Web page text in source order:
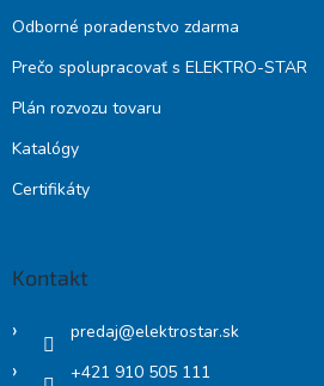
Odborné poradenstvo zdarma
Prečo spolupracovať s ELEKTRO-STAR
Plán rozvozu tovaru
Katalógy
Certifikáty
Kontakt
predaj@elektrostar.sk
+421 910 505 111